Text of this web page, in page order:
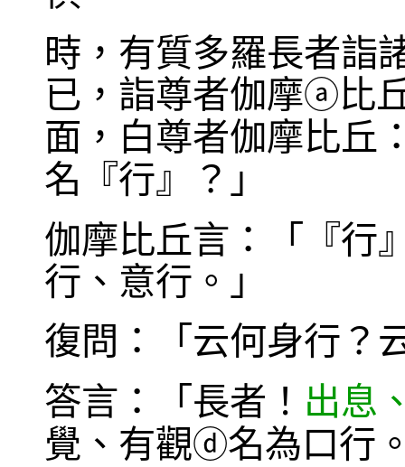
時，有質多羅長者詣
已，詣尊者伽摩ⓐ比
面，白尊者伽摩比丘
名『行』？」
伽摩比丘言：「『行
行、意行。」
復問：「云何身行？
答言：「長者！ 出息
覺、有觀ⓓ名為口行